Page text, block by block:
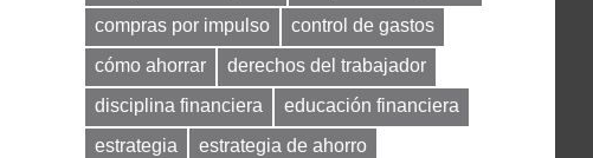
compras por impulso
control de gastos
cómo ahorrar
derechos del trabajador
disciplina financiera
educación financiera
estrategia
estrategia de ahorro